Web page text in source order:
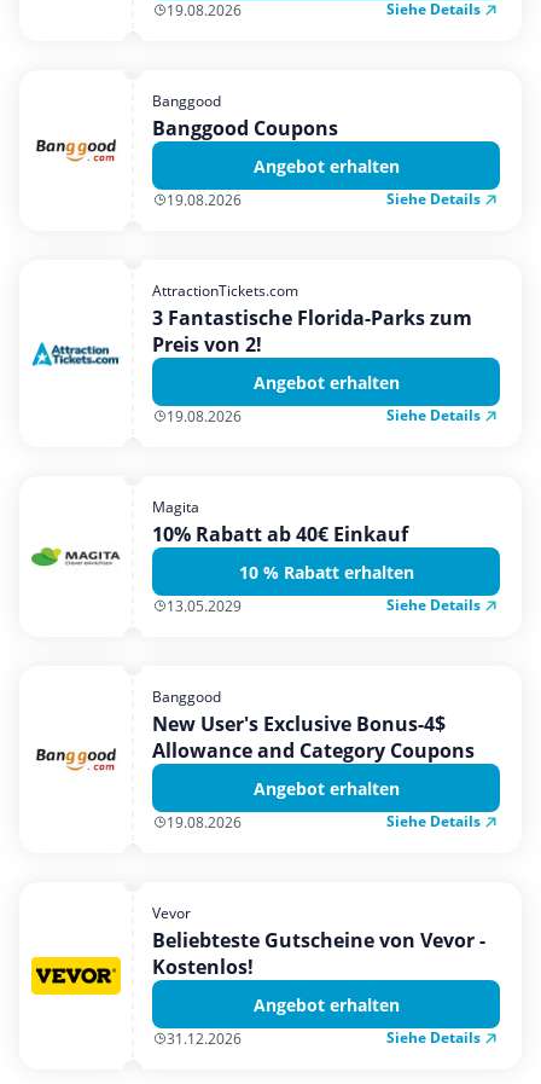
19.08.2026 Siehe Details
Banggood
Banggood Coupons
Angebot erhalten
19.08.2026 Siehe Details
AttractionTickets.com
3 Fantastische Florida-Parks zum
Preis von 2!
Angebot erhalten
19.08.2026 Siehe Details
Magita
10% Rabatt ab 40€ Einkauf
10 % Rabatt erhalten
13.05.2029 Siehe Details
Banggood
New User's Exclusive Bonus-4$
Allowance and Category Coupons
Angebot erhalten
19.08.2026 Siehe Details
Vevor
Beliebteste Gutscheine von Vevor -
Kostenlos!
Angebot erhalten
31.12.2026 Siehe Details